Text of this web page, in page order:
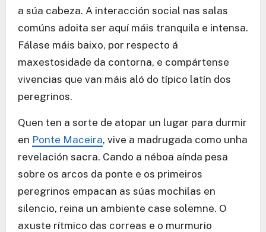
a súa cabeza. A interacción social nas salas
comúns adoita ser aquí máis tranquila e intensa.
Fálase máis baixo, por respecto á
maxestosidade da contorna, e compártense
vivencias que van máis aló do típico latín dos
peregrinos.
Quen ten a sorte de atopar un lugar para durmir
en Ponte Maceira, vive a madrugada como unha
revelación sacra. Cando a néboa aínda pesa
sobre os arcos da ponte e os primeiros
peregrinos empacan as súas mochilas en
silencio, reina un ambiente case solemne. O
axuste rítmico das correas e o murmurio